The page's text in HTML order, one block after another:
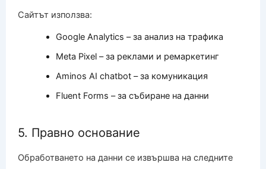
Сайтът използва:
Google Analytics – за анализ на трафика
Meta Pixel – за реклами и ремаркетинг
Aminos AI chatbot – за комуникация
Fluent Forms – за събиране на данни
5. Правно основание
Обработването на данни се извършва на следните